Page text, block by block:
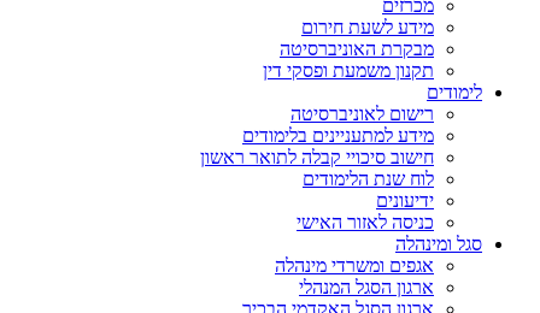
מכרזים
מידע לשעת חירום
מבקרת האוניברסיטה
תקנון משמעת ופסקי דין
לימודים
רישום לאוניברסיטה
מידע למתעניינים בלימודים
חישוב סיכויי קבלה לתואר ראשון
לוח שנת הלימודים
ידיעונים
כניסה לאזור האישי
סגל ומינהלה
אגפים ומשרדי מינהלה
ארגון הסגל המנהלי